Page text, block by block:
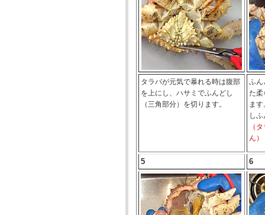
タラバが元気で暴れる時は腹部
を上にし、ハサミでふんどし
（三角部分）を切ります。
ふん
た柔
ま
し
（
ん）
5 6